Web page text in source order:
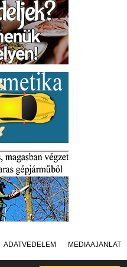
ADATVÉDELEM MÉDIAAJÁNLAT